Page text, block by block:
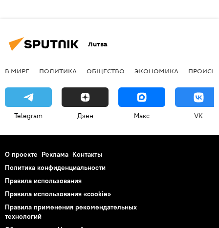
Литва
В МИРЕ ПОЛИТИКА ОБЩЕСТВО ЭКОНОМИКА
Telegram Дзен Макс VK
О проекте Реклама Контакты
Политика конфиденциальности
Правила использования
Правила использования «cookie»
Правила применения рекомендательных
технологий